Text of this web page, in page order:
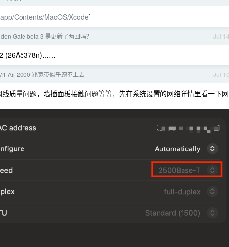
Contents/MacOS/Xcode`
Jul 14
Gate beta 3 是更新了两回吗？
(26A5378n)……
Jul 10
Air 2000 兆宽带似乎跑不上去
质量问题，墙插面板接触问题等等，先在系统设置的网络详情里看一下网